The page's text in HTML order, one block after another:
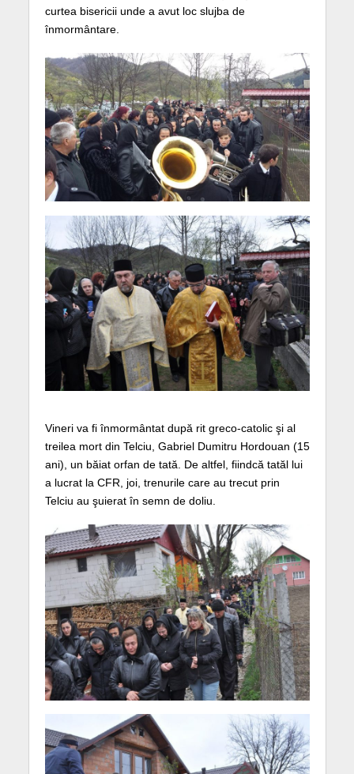
curtea bisericii unde a avut loc slujba de
înmormântare.
Vineri va fi înmormântat după rit greco-catolic şi al
treilea mort din Telciu, Gabriel Dumitru Hordouan (15
ani), un băiat orfan de tată. De altfel, fiindcă tatăl lui
a lucrat la CFR, joi, trenurile care au trecut prin
Telciu au şuierat în semn de doliu.